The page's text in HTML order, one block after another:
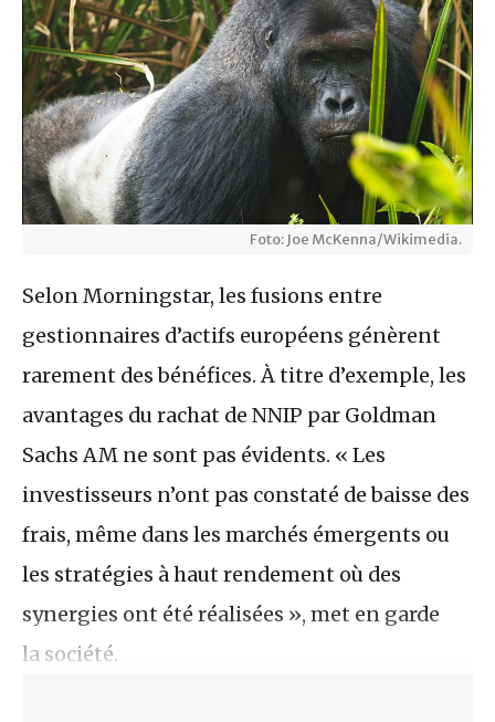
Foto: Joe McKenna/Wikimedia.
Selon Morningstar, les fusions entre
gestionnaires d’actifs européens génèrent
rarement des bénéfices. À titre d’exemple, les
avantages du rachat de NNIP par Goldman
Sachs AM ne sont pas évidents. « Les
investisseurs n’ont pas constaté de baisse des
frais, même dans les marchés émergents ou
les stratégies à haut rendement où des
synergies ont été réalisées », met en garde
la société.